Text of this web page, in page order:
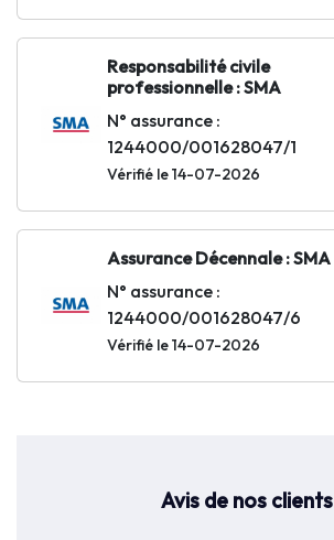
Responsabilité civile
professionnelle : SMA
N° assurance :
1244000/001628047/1
Vérifié le 14-07-2026
Assurance Décennale : SMA
N° assurance :
1244000/001628047/6
Vérifié le 14-07-2026
Avis de nos clients